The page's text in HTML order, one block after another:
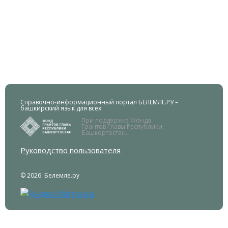
Справочно-информационный портал БЕЛЕМЛЕ.РУ –
башкирский язык для всех
При поддержке Фонда
Грантов Главы Республики
Башкортостан.
Руководство пользователя
© 2026. Белемле.ру